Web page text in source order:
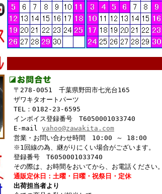
〒278-0051 千葉県野田市七光台165
ザワキタオートパーツ
TEL：0182-23-6595
インボイス登録番号 T6050001033740
E-mail yahoo@zawakita.com
営業・お問い合わせ時間 10:00 ～ 18:00
※1回線の為、継がりにくい場合がございます。
登録番号 T6050001033740
その際は、お時間をおいてから、お電話ください。
通販定休日：土曜・日曜・祝祭日・定休
出荷担当者より